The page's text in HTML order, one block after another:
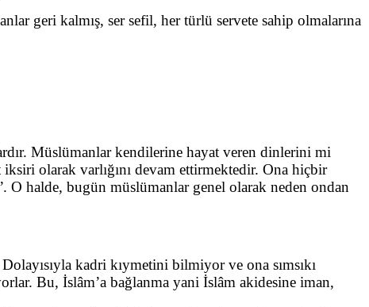
geri kalmış, ser sefil, her türlü servete sahip olmalarına
Müslümanlar kendilerine hayat veren dinlerini mi
olarak varlığını devam ettirmektedir. Ona hiçbir
O halde, bugün müslümanlar genel olarak neden ondan
kadri kıymetini bilmiyor ve ona sımsıkı
Bu, İslâm’a bağlanma yani İslâm akidesine iman,